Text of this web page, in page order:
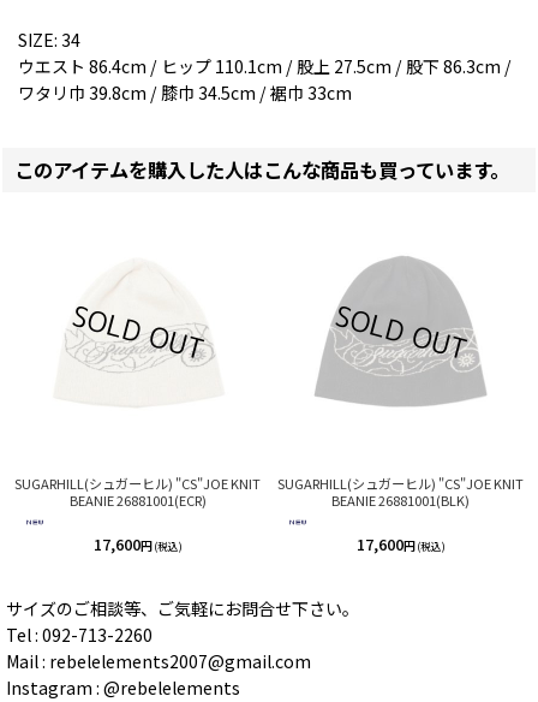
SIZE: 34
ウエスト 86.4cm / ヒップ 110.1cm / 股上 27.5cm / 股下 86.3cm /
ワタリ巾 39.8cm / 膝巾 34.5cm / 裾巾 33cm
このアイテムを購入した人はこんな商品も買っています。
SUGARHILL(シュガーヒル) "CS"JOE KNIT
BEANIE 26881001(ECR)
17,600円 (税込)
SUGARHILL(シュガーヒル) "CS"JOE KNIT
BEANIE 26881001(BLK)
17,600円 (税込)
サイズのご相談等、ご気軽にお問合せ下さい。
Tel : 092-713-2260
Mail : rebelelements2007@gmail.com
Instagram : @rebelelements